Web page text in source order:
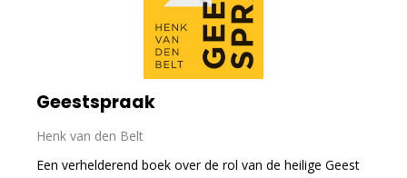
Geestspraak
Henk van den Belt
Een verhelderend boek over de rol van de heilige Geest